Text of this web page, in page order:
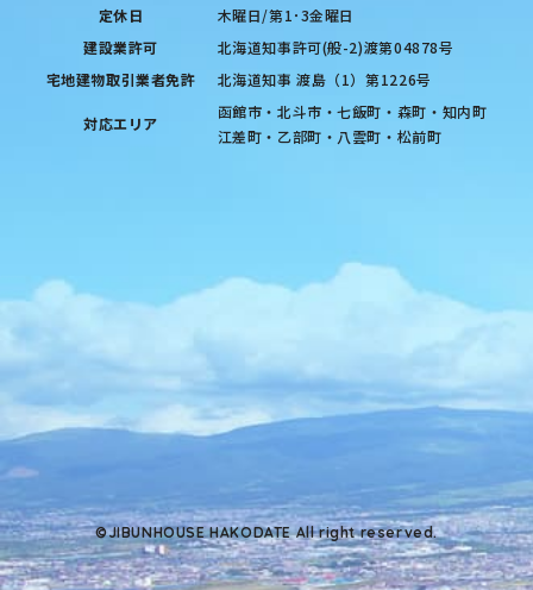
定休日
木曜日/第1･3金曜日
建設業許可
北海道知事許可(般-2)渡第04878号
宅地建物取引業者免許
北海道知事 渡島（1）第1226号
対応エリア
函館市・北斗市・七飯町・森町・知内町
江差町・乙部町・八雲町・松前町
©JIBUNHOUSE HAKODATE All right reserved.